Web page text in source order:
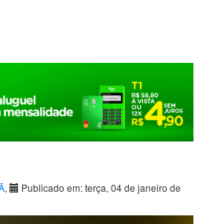
,
Publicado em: terça, 04 de janeiro de